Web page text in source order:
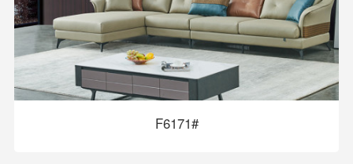
F6171#